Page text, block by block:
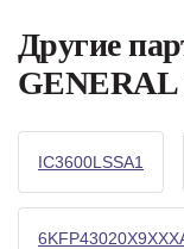
Другие
IC3600LSSA1